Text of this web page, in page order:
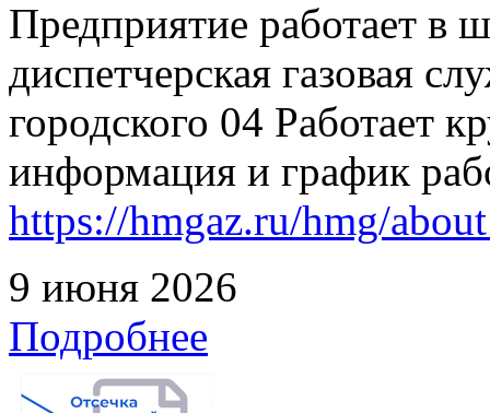
Предприятие работает в
диспетчерская газовая
городского 04 Работает
информация и график
https://hmgaz.ru/hmg/
9 июня 2026
Подробнее